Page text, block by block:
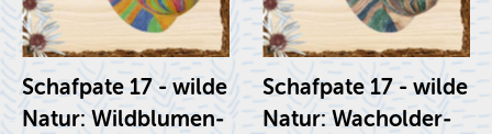
Schaf­pa­te 17 - wilde
Natur: Wild­blu­men­
Schaf­pa­te 17 - wilde
Natur: Wa­chol­der­